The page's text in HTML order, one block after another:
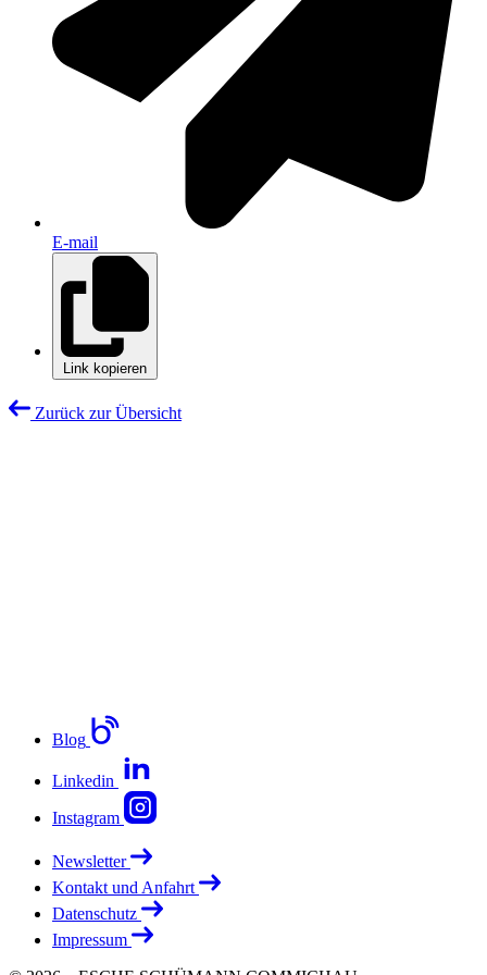
E-mail
Link kopieren
Zurück zur Übersicht
Blog
Linkedin
Instagram
Newsletter
Kontakt und Anfahrt
Datenschutz
Impressum